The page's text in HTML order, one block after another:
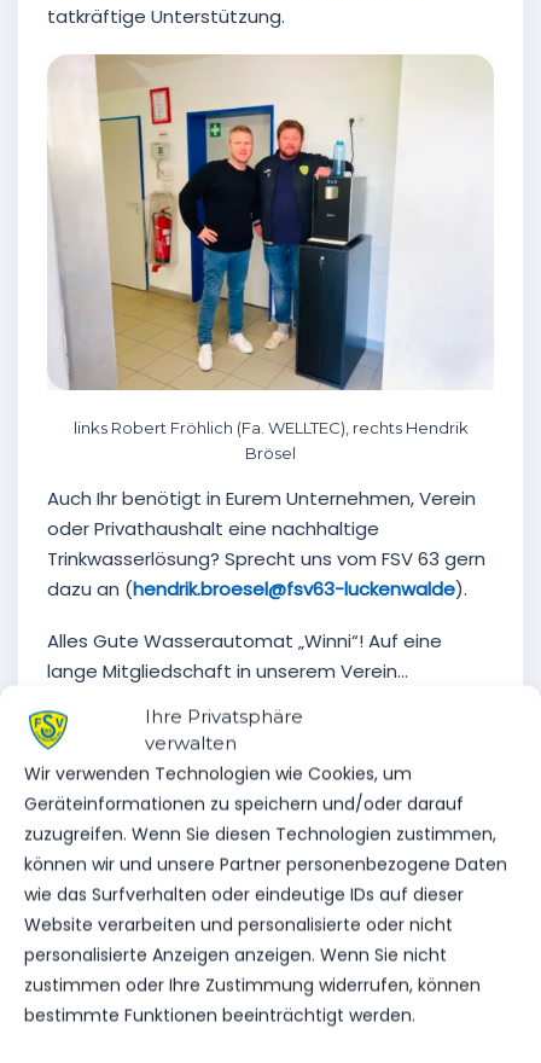
Ihre Privatsphäre
verwalten
Wir verwenden Technologien wie Cookies, um
Geräteinformationen zu speichern und/oder darauf
zuzugreifen. Wenn Sie diesen Technologien zustimmen,
können wir und unsere Partner personenbezogene Daten
wie das Surfverhalten oder eindeutige IDs auf dieser
Website verarbeiten und personalisierte oder nicht
personalisierte Anzeigen anzeigen. Wenn Sie nicht
zustimmen oder Ihre Zustimmung widerrufen, können
bestimmte Funktionen beeinträchtigt werden.
tatkräftige Unterstützung.
links Robert Fröhlich (Fa. WELLTEC), rechts Hendrik
Brösel
Auch Ihr benötigt in Eurem Unternehmen, Verein
oder Privathaushalt eine nachhaltige
Trinkwasserlösung? Sprecht uns vom FSV 63 gern
dazu an (hendrik.broesel@fsv63-luckenwalde).
Alles Gute Wasserautomat „Winni“! Auf eine
lange Mitgliedschaft in unserem Verein…
VORHERIGER BEITRAG
BENJAMIN NWATU NUN IN
DEN 20ERN – HAPPY
BIRTHDAY